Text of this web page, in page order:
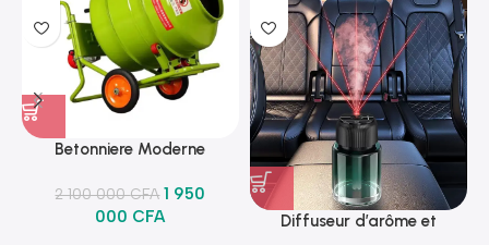
Betonniere Moderne
2 100 000CFA 1 950
000 CFA
Diffuseur d’arôme et